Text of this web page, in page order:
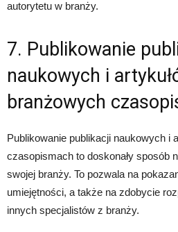
autorytetu w branży.
7. Publikowanie
naukowych i
branżowych
Publikowanie publikacji naukowych i
czasopismach to doskonały sposób
swojej branży. To pozwala na
umiejętności, a także na zdobycie
innych specjalistów z branży.